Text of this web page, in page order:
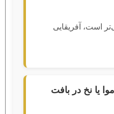
است، آفریقایی
یا نخ در بافت